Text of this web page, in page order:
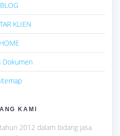
BLOG
KLIEN
HOME
Dokumen
KAMI
2012 dalam bidang jasa